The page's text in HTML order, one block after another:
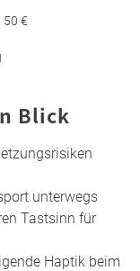
50 €
Blick
unterwegs
Tastsinn für
Haptik beim